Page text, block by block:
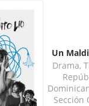
Un
Drama,
Sección